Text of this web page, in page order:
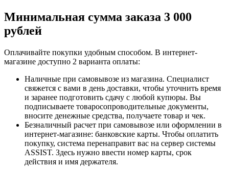
Минимальная сумма заказа 3 000
рублей
Оплачивайте покупки удобным способом. В интернет-
магазине доступно 2 варианта оплаты:
Наличные при самовывозе из магазина. Специалист
свяжется с вами в день доставки, чтобы уточнить время
и заранее подготовить сдачу с любой купюры. Вы
подписываете товаросопроводительные документы,
вносите денежные средства, получаете товар и чек.
Безналичный расчет при самовывозе или оформлении в
интернет-магазине: банковские карты. Чтобы оплатить
покупку, система перенаправит вас на сервер системы
ASSIST. Здесь нужно ввести номер карты, срок
действия и имя держателя.